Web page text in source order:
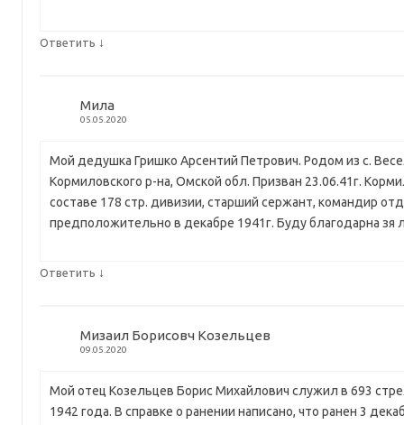
Ответить ↓
Мила
05.05.2020
Мой дедушка Гришко Арсентий Петрович. Родом из с.
Кормиловского р-на, Омской обл. Призван 23.06.41г.
составе 178 стр. дивизии, старший сержант, командир
предположительно в декабре 1941г. Буду благодарна
Ответить ↓
Мизаил Борисовч Козельцев
09.05.2020
Мой отец Козельцев Борис Михайлович служил в 693
1942 года. В справке о ранении написано, что ранен 3